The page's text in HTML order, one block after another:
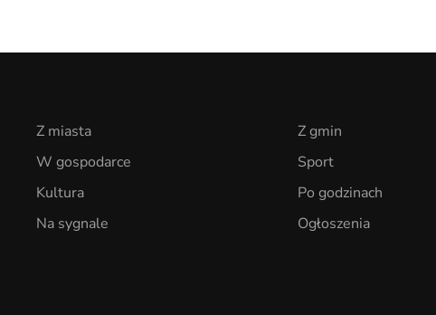
Z miasta
W gospodarce
Kultura
Na sygnale
Z gmin
Sport
Po godzinach
Ogłoszenia